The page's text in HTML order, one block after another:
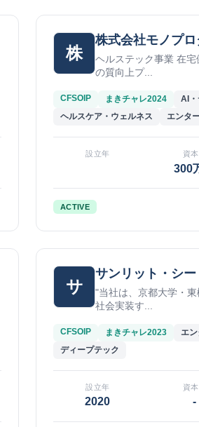
株
株式会社モノプ
ヘルステック事業 在
の質向上プ...
CFSOIP まきチャレ2024
AI・
ヘルスケア・ウェルネス
エンタ
設立年 資
300
ACTIVE
サ
サンリット・シ
"当社は、京都大学・
社会実装す...
CFSOIP まきチャレ2023
エ
ディープテック
設立年
2020
資
-